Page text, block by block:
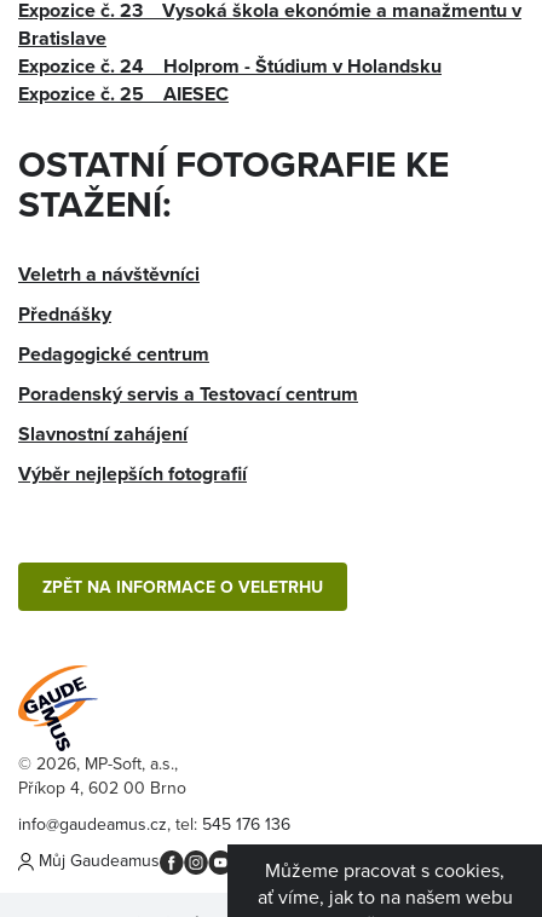
Můžeme pracovat s cookies,
ať víme, jak to na našem webu
Expozice č. 23 Vysoká škola ekonómie a manažmentu v
Bratislave
Expozice č. 24 Holprom - Štúdium v Holandsku
Expozice č. 25 AIESEC
OSTATNÍ FOTOGRAFIE KE
STAŽENÍ:
Veletrh a návštěvníci
Přednášky
Pedagogické centrum
Poradenský servis a Testovací centrum
Slavnostní zahájení
Výběr nejlepších fotografií
ZPĚT NA INFORMACE O VELETRHU
© 2026, MP-Soft, a.s.,
Příkop 4, 602 00 Brno
info@gaudeamus.cz, tel: 545 176 136
Můj Gaudeamus